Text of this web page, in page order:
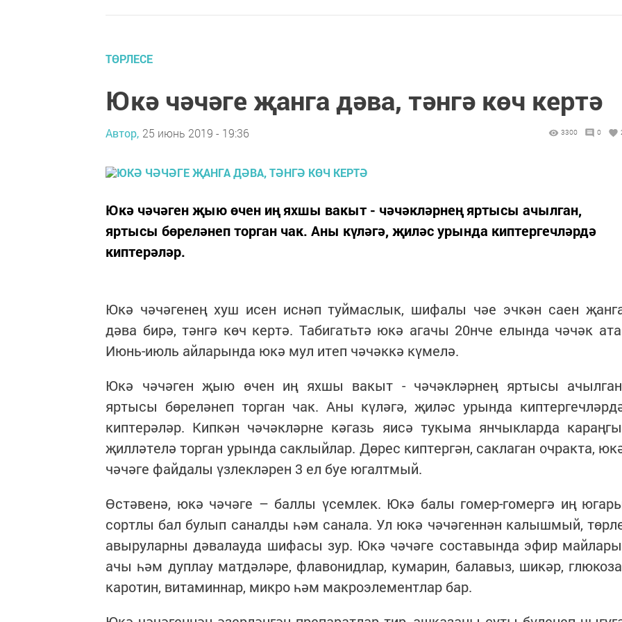
ТӨРЛЕСЕ
Юкә чәчәге җанга дәва, тәнгә көч кертә
Автор, 25 июнь 2019 - 19:36 3300 0
Юкә чәчәген җыю өчен иң яхшы вакыт - чәчәкләрнең яртысы ачылган,
яртысы бөреләнеп торган чак. Аны күләгә, җиләс урында киптергечләрдә
киптерәләр.
Юкә чәчәгенең хуш исен иснәп туймаслык, шифалы чәе эчкән саен
дәва бирә, тәнгә көч кертә. Табигатьтә юкә агачы 20нче елында чәчәк
Июнь-июль айларында юкә мул итеп чәчәккә күмелә.
Юкә чәчәген җыю өчен иң яхшы вакыт - чәчәкләрнең яртысы
яртысы бөреләнеп торган чак. Аны күләгә, җиләс урында
киптерәләр. Кипкән чәчәкләрне кәгазь яисә тукыма янчыкларда
җилләтелә торган урында саклыйлар. Дөрес киптергән, саклаган очракта,
чәчәге файдалы үзлекләрен 3 ел буе югалтмый.
Өстәвенә, юкә чәчәге – баллы үсемлек. Юкә балы гомер-гомергә иң
сортлы бал булып саналды һәм санала. Ул юкә чәчәгеннән калышмый,
авыруларны дәвалауда шифасы зур. Юкә чәчәге составында эфир
ачы һәм дуплау матдәләре, флавонидлар, кумарин, балавыз, шикәр,
каротин, витаминнар, микро һәм макроэлементлар бар.